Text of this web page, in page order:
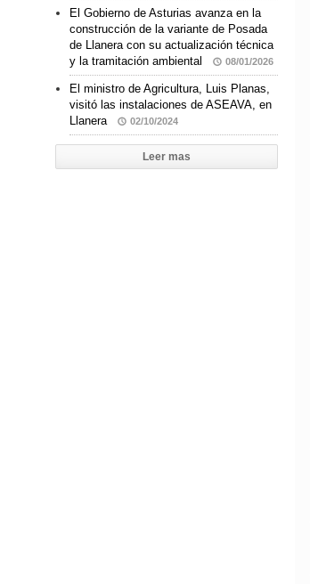
El Gobierno de Asturias avanza en la
construcción de la variante de Posada
de Llanera con su actualización técnica
y la tramitación ambiental
08/01/2026
El ministro de Agricultura, Luis Planas,
visitó las instalaciones de ASEAVA, en
Llanera
02/10/2024
Leer mas